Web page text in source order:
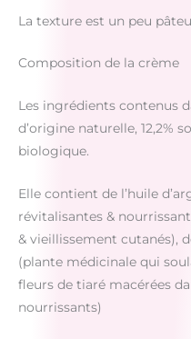
La texture est un peu
Composition de la crème
Les ingrédients contenus
d’origine naturelle, 12,2%
biologique.
Elle contient de l’huile
révitalisantes &
& vieillissement cutanés),
(plante médicinale qui
fleurs de tiaré macérées
nourrissants)